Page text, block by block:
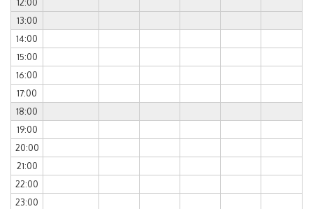
12:00
13:00
14:00
15:00
16:00
17:00
18:00
19:00
20:00
21:00
22:00
23:00